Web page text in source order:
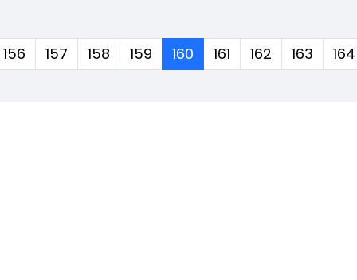
156 157 158 159 160(corrente)
161 162 163 164